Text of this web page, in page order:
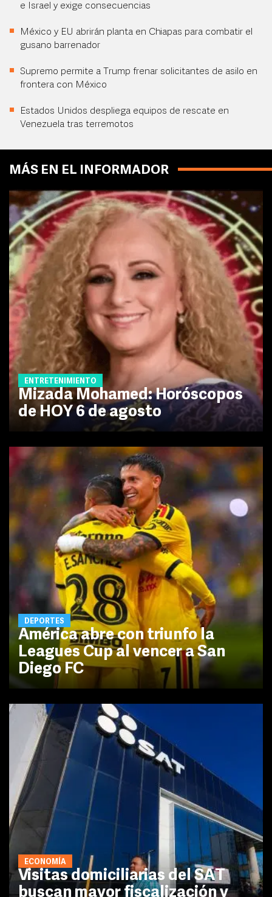
e Israel y exige consecuencias
México y EU abrirán planta en Chiapas para combatir el
gusano barrenador
Supremo permite a Trump frenar solicitantes de asilo en
frontera con México
Estados Unidos despliega equipos de rescate en
Venezuela tras terremotos
MÁS EN EL INFORMADOR
ENTRETENIMIENTO
Mizada Mohamed: Horóscopos
de HOY 6 de agosto
DEPORTES
América abre con triunfo la
Leagues Cup al vencer a San
Diego FC
ECONOMÍA
Visitas domiciliarias del SAT
buscan mayor fiscalización y